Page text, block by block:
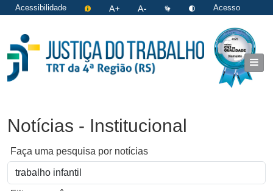
Acessibilidade
Acesso
Notícias - Institucional
Faça uma pesquisa por notícias